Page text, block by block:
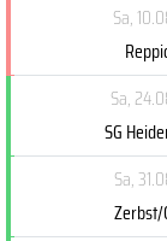
Sa,
Sa,
SG
Sa,